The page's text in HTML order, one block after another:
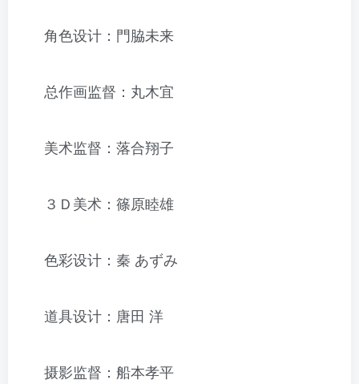
角色设计：門脇未来
总作画监督：丸木宜
美术监督：落合翔子
３Ｄ美术：篠原睦雄
色彩设计：秦 あずみ
道具设计：唐田 洋
摄影监督：船本孝平